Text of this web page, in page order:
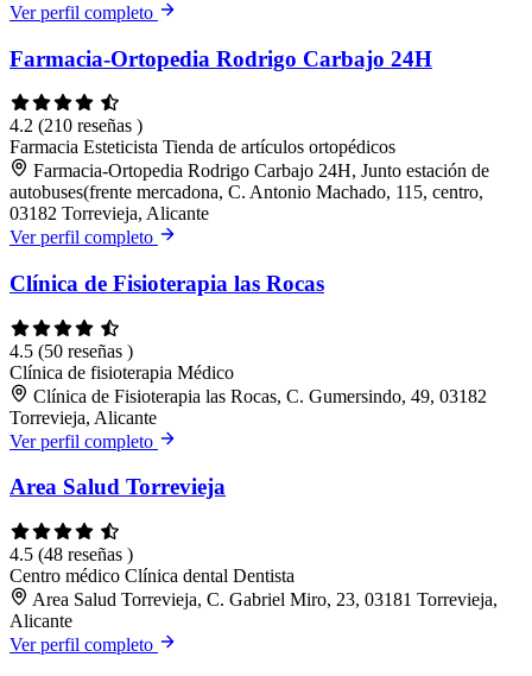
Ver perfil completo
Farmacia-Ortopedia Rodrigo Carbajo 24H
4.2 (210 reseñas )
Farmacia Esteticista Tienda de artículos ortopédicos
Farmacia-Ortopedia Rodrigo Carbajo 24H, Junto estación de
autobuses(frente mercadona, C. Antonio Machado, 115, centro,
03182 Torrevieja, Alicante
Ver perfil completo
Clínica de Fisioterapia las Rocas
4.5 (50 reseñas )
Clínica de fisioterapia Médico
Clínica de Fisioterapia las Rocas, C. Gumersindo, 49, 03182
Torrevieja, Alicante
Ver perfil completo
Area Salud Torrevieja
4.5 (48 reseñas )
Centro médico Clínica dental Dentista
Area Salud Torrevieja, C. Gabriel Miro, 23, 03181 Torrevieja,
Alicante
Ver perfil completo